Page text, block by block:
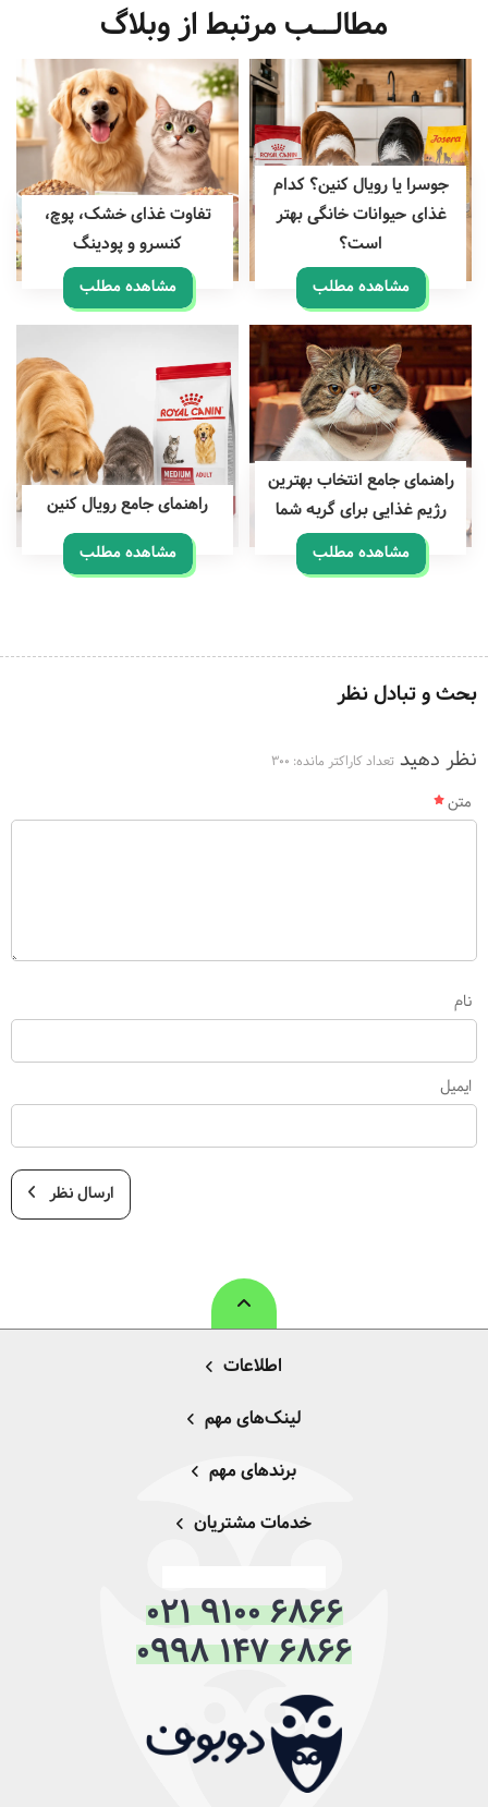
مطالــب مرتبط از وبلاگ
جوسرا یا رویال کنین؟ کدام
غذای حیوانات خانگی بهتر
است؟
مشاهده مطلب
تفاوت غذای خشک، پوچ،
کنسرو و پودینگ
مشاهده مطلب
راهنمای جامع انتخاب بهترین
رژیم غذایی برای گربه شما
مشاهده مطلب
راهنمای جامع رویال کنین
مشاهده مطلب
بحث و تبادل نظر
نظر دهید تعداد کاراکتر مانده: 300
متن
نام
ایمیل
ارسال نظر
اطلاعات
لینک‌های مهم
برندهای مهم
خدمات مشتریان
021 9100 6866
0998 147 6866